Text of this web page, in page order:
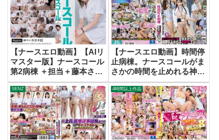
わいいナースさんが男の性
のお悩み相談＆早漏診療！
なしくずしで生ハメ中出し
まで！ 羽月乃蒼
ずにチャレンジすればいつ
かは…
【ナースエロ動画】【AIリ
マスター版】ナースコール
第2病棟 ＋担当＋藤本さお
り
【ナースエロ動画】時間停
止病棟。ナースコールがま
さかの時間を止めれる神装
置で好きな時に挿れたり、
止めたりし放題
SENZ 4時間以上作品